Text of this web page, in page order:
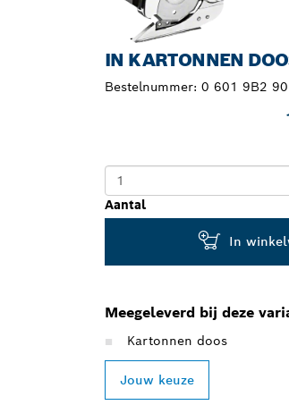
IN KARTONNEN
Bestelnummer: 0 601 9B2
Aantal
In
Meegeleverd bij deze
Kartonnen doos
Jouw keuze